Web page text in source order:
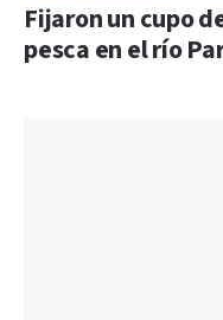
Fijaron un cupo
pesca en el río